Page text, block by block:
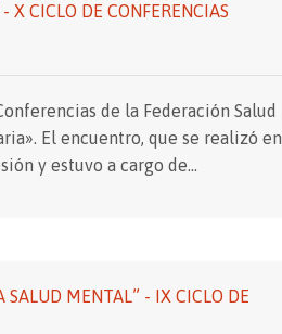
X CICLO DE CONFERENCIAS
de la Federación Salud
El encuentro, que se realizó en
y estuvo a cargo de…
SALUD MENTAL” - IX CICLO DE